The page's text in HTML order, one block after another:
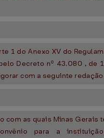
1 do Anexo XV do
Decreto nº 43.080 , de
com a seguinte
com as quais Minas Gerais
para a